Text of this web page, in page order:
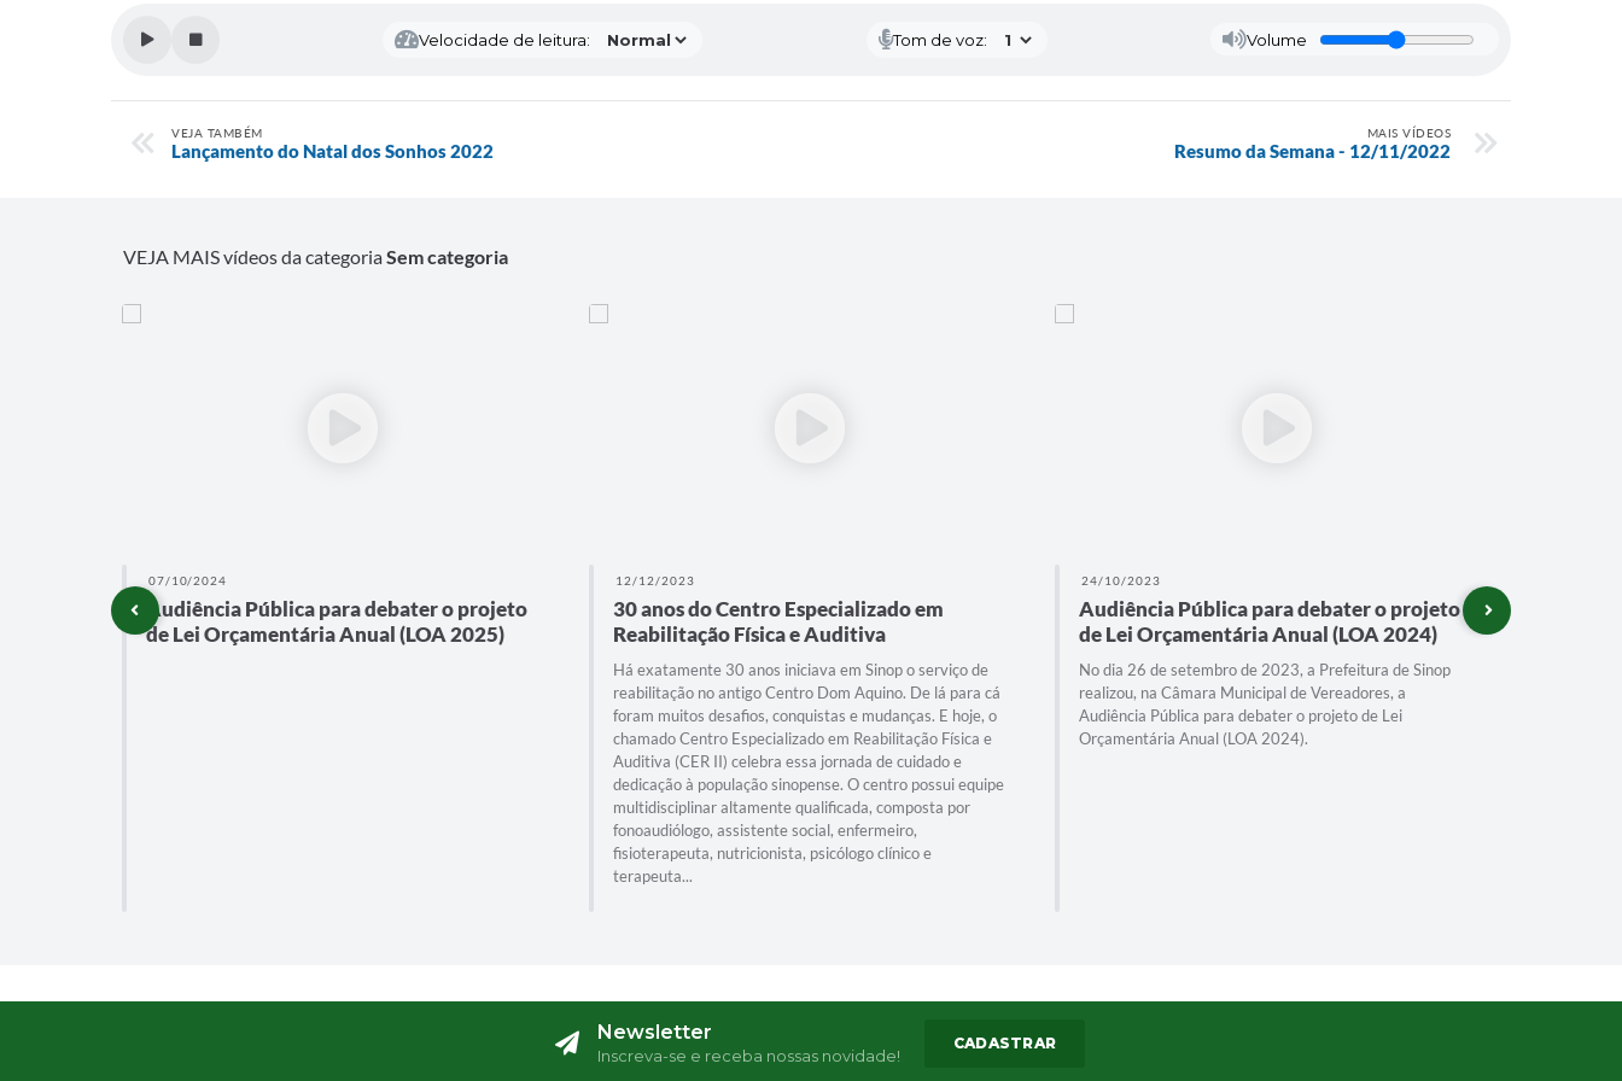
Velocidade de leitura: Tom de voz: Volume
VEJA TAMBÉM
Lançamento do Natal dos Sonhos 2022
MAIS VÍDEOS
Resumo da Semana - 12/11/2022
VEJA MAIS vídeos da categoriaSem categoria
07/10/2024
Audiência Pública para debater o projeto
de Lei Orçamentária Anual (LOA 2025)
12/12/2023
30 anos do Centro Especializado em
Reabilitação Física e Auditiva
Há exatamente 30 anos iniciava em Sinop o serviço de
reabilitação no antigo Centro Dom Aquino. De lá para cá
foram muitos desafios, conquistas e mudanças. E hoje, o
chamado Centro Especializado em Reabilitação Física e
Auditiva (CER II) celebra essa jornada de cuidado e
dedicação à população sinopense. O centro possui equipe
multidisciplinar altamente qualificada, composta por
fonoaudiólogo, assistente social, enfermeiro,
fisioterapeuta, nutricionista, psicólogo clínico e
terapeuta...
24/10/2023
Audiência Pública para debater o projeto
de Lei Orçamentária Anual (LOA 2024)
No dia 26 de setembro de 2023, a Prefeitura de Sinop
realizou, na Câmara Municipal de Vereadores, a
Audiência Pública para debater o projeto de Lei
Orçamentária Anual (LOA 2024).
Newsletter
Inscreva-se e receba nossas novidade!
CADASTRAR